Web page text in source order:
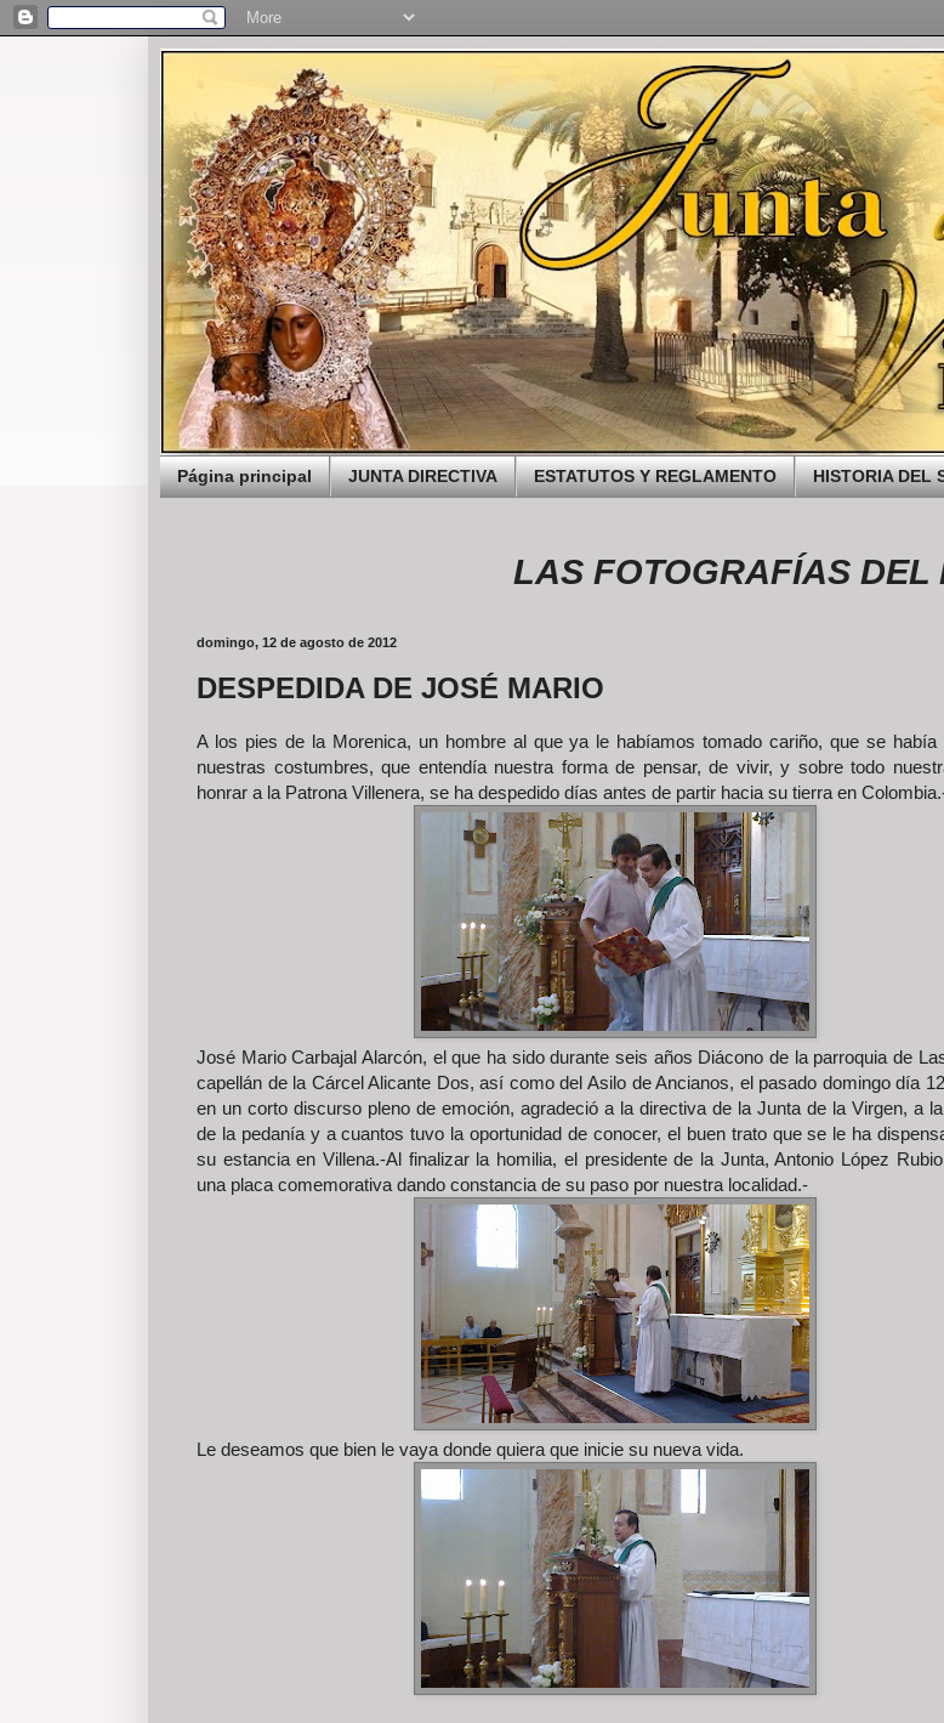
Página principal JUNTA DIRECTIVA ESTATUTOS Y REGLAMENTO HISTORIA DEL
LAS FOTOGRAFÍAS DEL KIT
domingo, 12 de agosto de 2012
DESPEDIDA DE JOSÉ MARIO
A los pies de la Morenica, un hombre al que ya le habíamos tomado cariño, que se había
nuestras costumbres, que entendía nuestra forma de pensar, de vivir, y sobre todo
honrar a la Patrona Villenera, se ha despedido días antes de partir hacia su tierra en
José Mario Carbajal Alarcón, el que ha sido durante seis años Diácono de la parroquia de
capellán de la Cárcel Alicante Dos, así como del Asilo de Ancianos, el pasado domingo día
en un corto discurso pleno de emoción, agradeció a la directiva de la Junta de la Virgen, a
de la pedanía y a cuantos tuvo la oportunidad de conocer, el buen trato que se le ha
su estancia en Villena.-Al finalizar la homilia, el presidente de la Junta, Antonio López
una placa comemorativa dando constancia de su paso por nuestra localidad.-
Le deseamos que bien le vaya donde quiera que inicie su nueva vida.